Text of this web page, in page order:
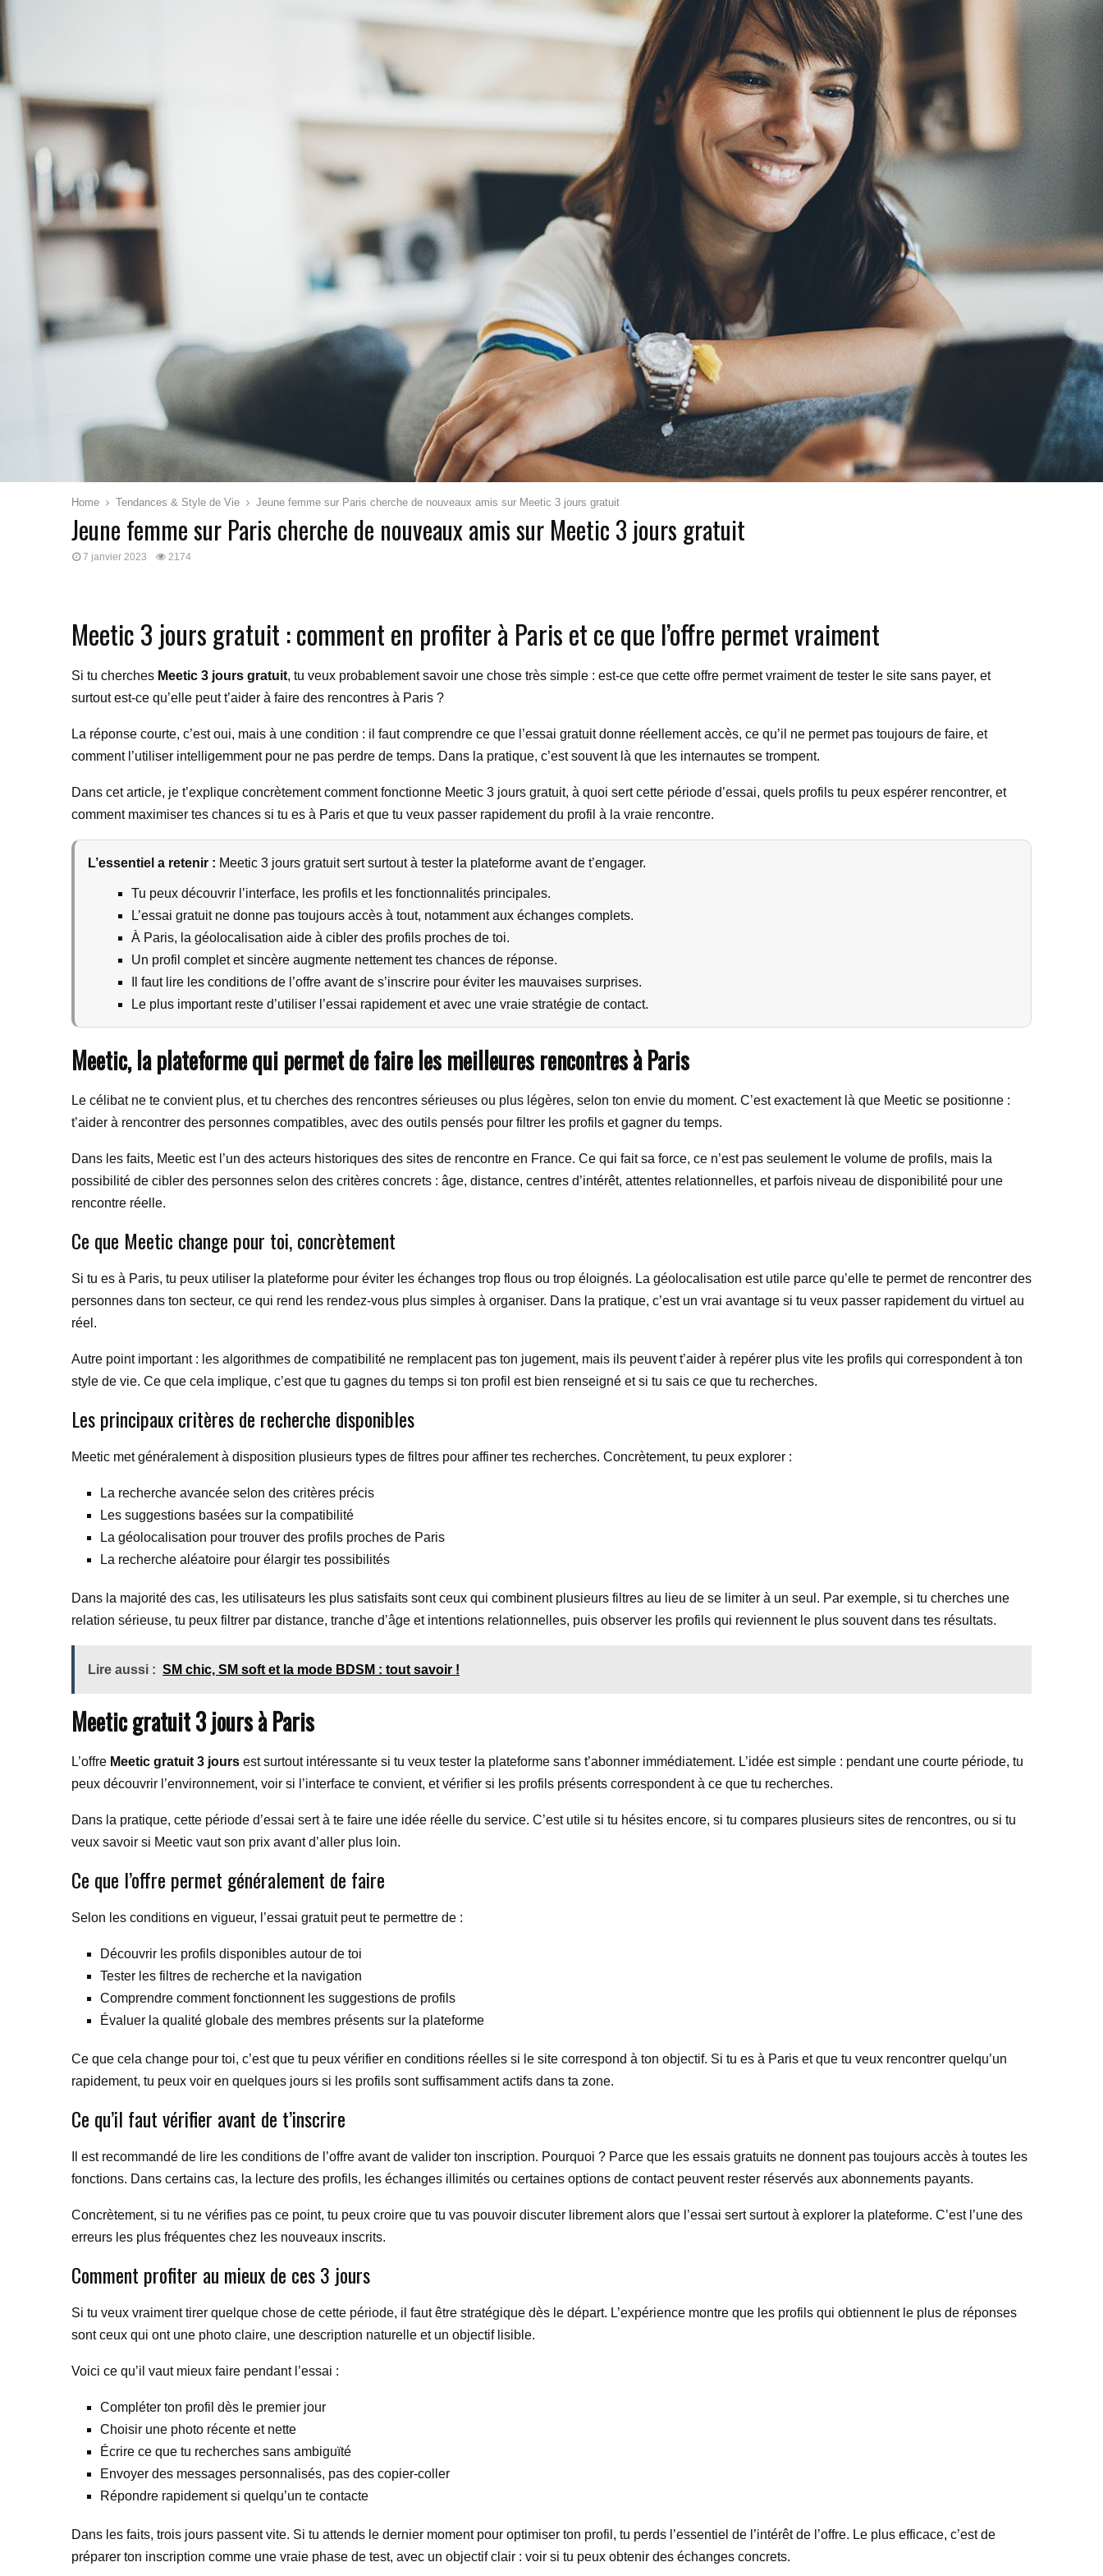
Home Tendances & Style de Vie Jeune femme sur Paris cherche de nouveaux amis sur Meetic 3 jours gratuit
Jeune femme sur Paris cherche de nouveaux amis sur Meetic 3 jours gratuit
7 janvier 2023 2174
Meetic 3 jours gratuit : comment en profiter à Paris et ce que l’offre permet vraiment
Si tu cherches Meetic 3 jours gratuit, tu veux probablement savoir une chose très simple : est-ce que cette offre permet vraiment de tester le site sans payer, et
surtout est-ce qu’elle peut t’aider à faire des rencontres à Paris ?
La réponse courte, c’est oui, mais à une condition : il faut comprendre ce que l’essai gratuit donne réellement accès, ce qu’il ne permet pas toujours de faire, et
comment l’utiliser intelligemment pour ne pas perdre de temps. Dans la pratique, c’est souvent là que les internautes se trompent.
Dans cet article, je t’explique concrètement comment fonctionne Meetic 3 jours gratuit, à quoi sert cette période d’essai, quels profils tu peux espérer rencontrer, et
comment maximiser tes chances si tu es à Paris et que tu veux passer rapidement du profil à la vraie rencontre.
L’essentiel a retenir : Meetic 3 jours gratuit sert surtout à tester la plateforme avant de t’engager.
Tu peux découvrir l’interface, les profils et les fonctionnalités principales.
L’essai gratuit ne donne pas toujours accès à tout, notamment aux échanges complets.
À Paris, la géolocalisation aide à cibler des profils proches de toi.
Un profil complet et sincère augmente nettement tes chances de réponse.
Il faut lire les conditions de l’offre avant de s’inscrire pour éviter les mauvaises surprises.
Le plus important reste d’utiliser l’essai rapidement et avec une vraie stratégie de contact.
Meetic, la plateforme qui permet de faire les meilleures rencontres à Paris
Le célibat ne te convient plus, et tu cherches des rencontres sérieuses ou plus légères, selon ton envie du moment. C’est exactement là que Meetic se positionne :
t’aider à rencontrer des personnes compatibles, avec des outils pensés pour filtrer les profils et gagner du temps.
Dans les faits, Meetic est l’un des acteurs historiques des sites de rencontre en France. Ce qui fait sa force, ce n’est pas seulement le volume de profils, mais la
possibilité de cibler des personnes selon des critères concrets : âge, distance, centres d’intérêt, attentes relationnelles, et parfois niveau de disponibilité pour une
rencontre réelle.
Ce que Meetic change pour toi, concrètement
Si tu es à Paris, tu peux utiliser la plateforme pour éviter les échanges trop flous ou trop éloignés. La géolocalisation est utile parce qu’elle te permet de rencontrer des
personnes dans ton secteur, ce qui rend les rendez-vous plus simples à organiser. Dans la pratique, c’est un vrai avantage si tu veux passer rapidement du virtuel au
réel.
Autre point important : les algorithmes de compatibilité ne remplacent pas ton jugement, mais ils peuvent t’aider à repérer plus vite les profils qui correspondent à ton
style de vie. Ce que cela implique, c’est que tu gagnes du temps si ton profil est bien renseigné et si tu sais ce que tu recherches.
Les principaux critères de recherche disponibles
Meetic met généralement à disposition plusieurs types de filtres pour affiner tes recherches. Concrètement, tu peux explorer :
La recherche avancée selon des critères précis
Les suggestions basées sur la compatibilité
La géolocalisation pour trouver des profils proches de Paris
La recherche aléatoire pour élargir tes possibilités
Dans la majorité des cas, les utilisateurs les plus satisfaits sont ceux qui combinent plusieurs filtres au lieu de se limiter à un seul. Par exemple, si tu cherches une
relation sérieuse, tu peux filtrer par distance, tranche d’âge et intentions relationnelles, puis observer les profils qui reviennent le plus souvent dans tes résultats.
Lire aussi : SM chic, SM soft et la mode BDSM : tout savoir !
Meetic gratuit 3 jours à Paris
L’offre Meetic gratuit 3 jours est surtout intéressante si tu veux tester la plateforme sans t’abonner immédiatement. L’idée est simple : pendant une courte période, tu
peux découvrir l’environnement, voir si l’interface te convient, et vérifier si les profils présents correspondent à ce que tu recherches.
Dans la pratique, cette période d’essai sert à te faire une idée réelle du service. C’est utile si tu hésites encore, si tu compares plusieurs sites de rencontres, ou si tu
veux savoir si Meetic vaut son prix avant d’aller plus loin.
Ce que l’offre permet généralement de faire
Selon les conditions en vigueur, l’essai gratuit peut te permettre de :
Découvrir les profils disponibles autour de toi
Tester les filtres de recherche et la navigation
Comprendre comment fonctionnent les suggestions de profils
Évaluer la qualité globale des membres présents sur la plateforme
Ce que cela change pour toi, c’est que tu peux vérifier en conditions réelles si le site correspond à ton objectif. Si tu es à Paris et que tu veux rencontrer quelqu’un
rapidement, tu peux voir en quelques jours si les profils sont suffisamment actifs dans ta zone.
Ce qu’il faut vérifier avant de t’inscrire
Il est recommandé de lire les conditions de l’offre avant de valider ton inscription. Pourquoi ? Parce que les essais gratuits ne donnent pas toujours accès à toutes les
fonctions. Dans certains cas, la lecture des profils, les échanges illimités ou certaines options de contact peuvent rester réservés aux abonnements payants.
Concrètement, si tu ne vérifies pas ce point, tu peux croire que tu vas pouvoir discuter librement alors que l’essai sert surtout à explorer la plateforme. C’est l’une des
erreurs les plus fréquentes chez les nouveaux inscrits.
Comment profiter au mieux de ces 3 jours
Si tu veux vraiment tirer quelque chose de cette période, il faut être stratégique dès le départ. L’expérience montre que les profils qui obtiennent le plus de réponses
sont ceux qui ont une photo claire, une description naturelle et un objectif lisible.
Voici ce qu’il vaut mieux faire pendant l’essai :
Compléter ton profil dès le premier jour
Choisir une photo récente et nette
Écrire ce que tu recherches sans ambiguïté
Envoyer des messages personnalisés, pas des copier-coller
Répondre rapidement si quelqu’un te contacte
Dans les faits, trois jours passent vite. Si tu attends le dernier moment pour optimiser ton profil, tu perds l’essentiel de l’intérêt de l’offre. Le plus efficace, c’est de
préparer ton inscription comme une vraie phase de test, avec un objectif clair : voir si tu peux obtenir des échanges concrets.